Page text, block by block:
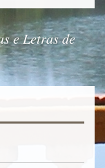
e Letras de